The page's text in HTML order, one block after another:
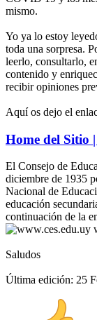
mismo.
Yo ya lo estoy
toda una sorpresa.
leerlo, consultarlo,
contenido y
recibir opiniones
Aquí os dejo el
Home del Sitio
El Consejo de
diciembre de 1935
Nacional de
educación
continuación de la
Saludos
Última edición: 25